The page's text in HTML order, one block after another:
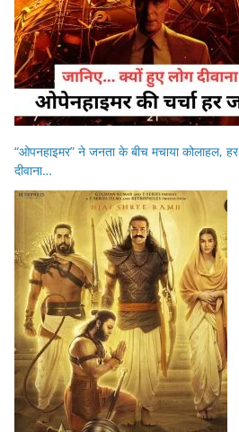
“ओपनहाइमर” ने जनता के बीच मचाया कोलाहल,
दीवाना…